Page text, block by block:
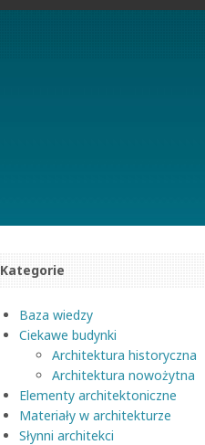
Kategorie
Baza wiedzy
Ciekawe budynki
Architektura historyczna
Architektura nowożytna
Elementy architektoniczne
Materiały w architekturze
Słynni architekci